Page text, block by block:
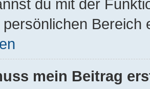
du mit der
persönlichen Bereich
mein Beitrag